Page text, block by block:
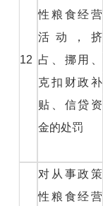
12
性粮食经营
活动，挤
占、挪用、
克扣财政补
贴、信贷资
金的处罚
对从事政策
性粮食经营